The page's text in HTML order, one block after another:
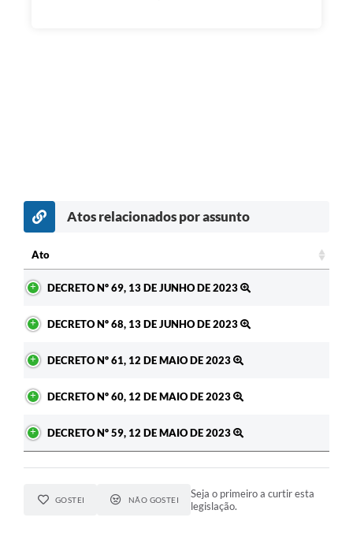
Atos relacionados por assunto
Ato
DECRETO Nº 69, 13 DE JUNHO DE 2023
DECRETO Nº 68, 13 DE JUNHO DE 2023
DECRETO Nº 61, 12 DE MAIO DE 2023
DECRETO Nº 60, 12 DE MAIO DE 2023
DECRETO Nº 59, 12 DE MAIO DE 2023
GOSTEI NÃO GOSTEI
Seja o primeiro a curtir esta
legislação.